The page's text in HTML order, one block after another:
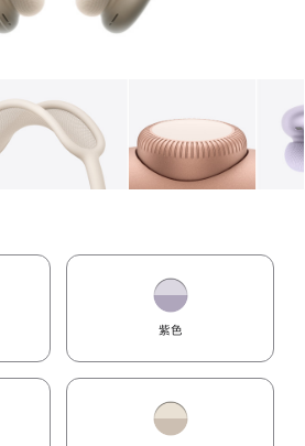
图库 图像 图库 图像
紫色